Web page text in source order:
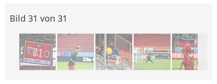
Bild 31 von 31